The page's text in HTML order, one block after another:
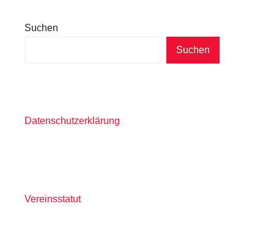
Suchen
Suchen
Datenschutzerklärung
Vereinsstatut